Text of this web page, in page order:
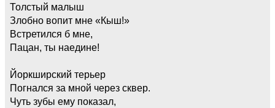
Толстый малыш
Злобно вопит мне «Кыш!»
Встретился б мне,
Пацан, ты наедине!
Йоркширский терьер
Погнался за мной через сквер.
Чуть зубы ему показал,